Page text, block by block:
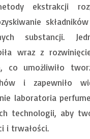
ekstrakcji
substancji.
wraz z
co umożliwiło
i zapewniło
laboratoria
technologii, aby
i trwałości.